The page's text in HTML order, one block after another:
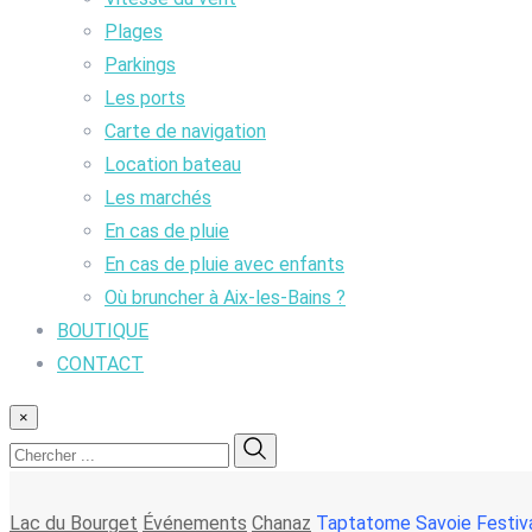
Plages
Parkings
Les ports
Carte de navigation
Location bateau
Les marchés
En cas de pluie
En cas de pluie avec enfants
Où bruncher à Aix-les-Bains ?
BOUTIQUE
CONTACT
×
Lac du Bourget Événements Chanaz Taptatome Savoie